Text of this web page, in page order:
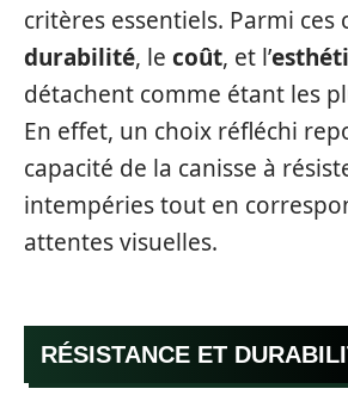
critères essentiels. Parmi ces
durabilité, le coût, et l’
détachent comme étant les
En effet, un choix réfléchi
capacité de la canisse à
intempéries tout en
attentes visuelles.
RÉSISTANCE ET